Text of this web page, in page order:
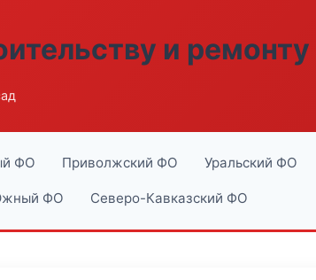
и ремонту
ФО Приволжский ФО Уральский ФО
ФО Северо-Кавказский ФО